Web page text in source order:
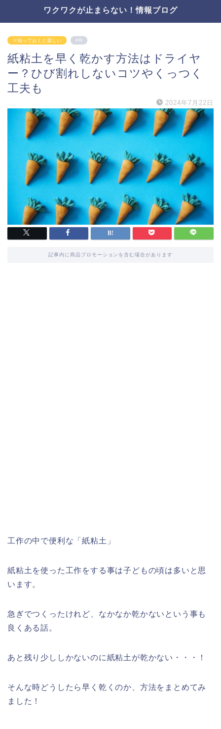
ワクワクが止まらない！情報ブログ
☆知っておくと楽しい PR
紙粘土を早く乾かす方法はドライヤ
ー？ひび割れしないコツやくっつく
工夫も
2024年7月22日
記事内に商品プロモーションを含む場合があります
工作の中で便利な「紙粘土」
紙粘土を使った工作をする事は子どもの頃は多いと思
います。
急ぎでつくったけれど、なかなか乾かないという事も
良くある話。
あと残り少ししかないのに紙粘土が乾かない・・・！
そんな時どうしたら早く乾くのか、方法をまとめてみ
ました！